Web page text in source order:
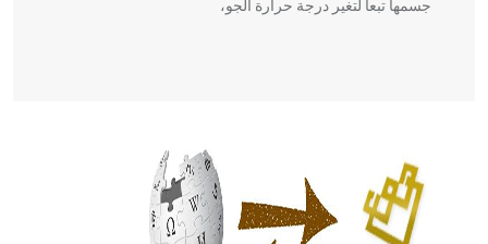
جسمها تبعاً لتغير درجة حرارة الجو،
الحكم، الأدلة، تنظيم التغذية، ورسالته في جروح الرأس. ويعود
له الفضل بأنه حرر الطب من الدين والفلسفة.